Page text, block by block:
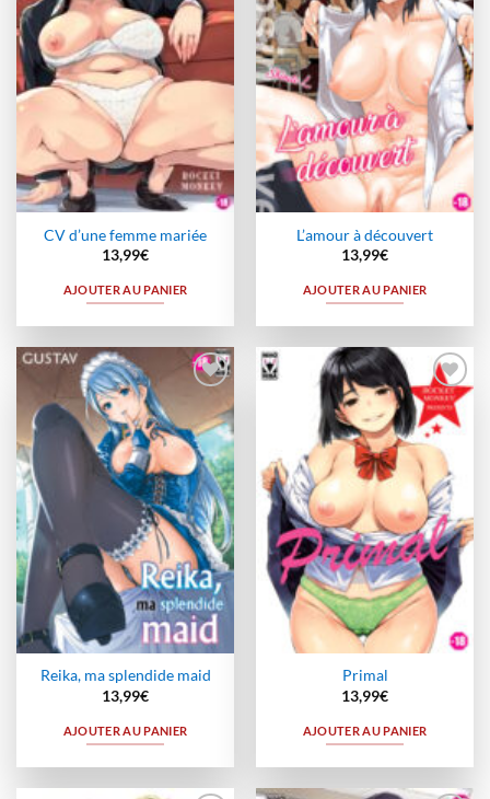
CV d’une femme mariée
13,99€
AJOUTER AU PANIER
L’amour à découvert
13,99€
AJOUTER AU PANIER
à la
wishlist
Reika, ma splendide maid
13,99€
AJOUTER AU PANIER
Ajouter
à la
wishlist
Primal
13,99€
AJOUTER AU PANIER